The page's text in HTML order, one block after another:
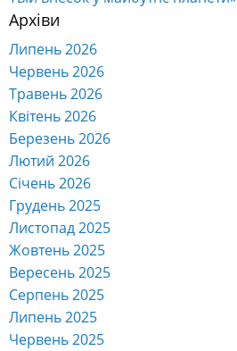
Архіви
Липень 2026
Червень 2026
Травень 2026
Квітень 2026
Березень 2026
Лютий 2026
Січень 2026
Грудень 2025
Листопад 2025
Жовтень 2025
Вересень 2025
Серпень 2025
Липень 2025
Червень 2025